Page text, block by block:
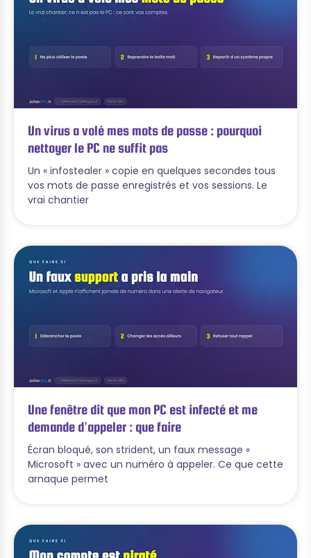
Un virus a volé mes mots de passe : pourquoi
nettoyer le PC ne suffit pas
Un « infostealer » copie en quelques secondes tous
vos mots de passe enregistrés et vos sessions. Le
vrai chantier
Une fenêtre dit que mon PC est infecté et me
demande d’appeler : que faire
Écran bloqué, son strident, un faux message «
Microsoft » avec un numéro à appeler. Ce que cette
arnaque permet